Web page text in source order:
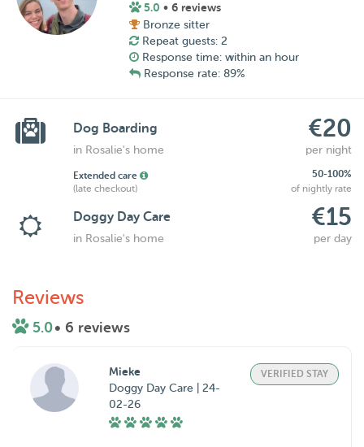
5.0 • 6 reviews
Bronze sitter
Repeat guests: 2
Response time: within an hour
Response rate: 89%
Dog Boarding €20
in Rosalie's home per night
Extended care
50-100%
(late checkout)
of nightly rate
Doggy Day Care €15
in Rosalie's home per day
Reviews
5.0• 6 reviews
Mieke
Doggy Day Care | 24-
02-26
VERIFIED STAY